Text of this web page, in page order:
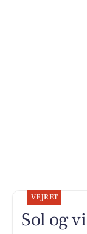
VEJRET
Sol og